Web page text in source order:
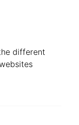
different